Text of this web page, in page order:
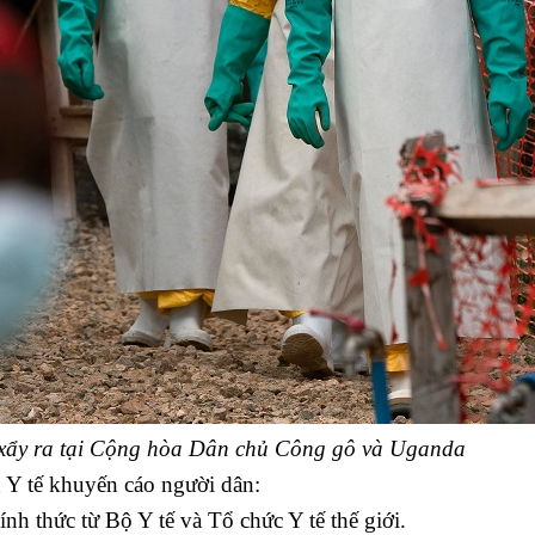
ra tại Cộng hòa Dân chủ Công gô và Uganda
tế khuyến cáo người dân:
thức từ Bộ Y tế và Tổ chức Y tế thế giới.